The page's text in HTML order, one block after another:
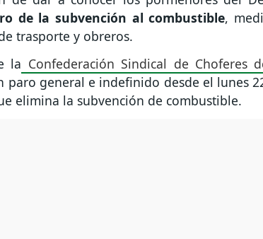
de la subvención al combustible,
trasporte y obreros.
la Confederación Sindical de Choferes
paro general e indefinido desde el lunes
elimina la subvención de combustible.